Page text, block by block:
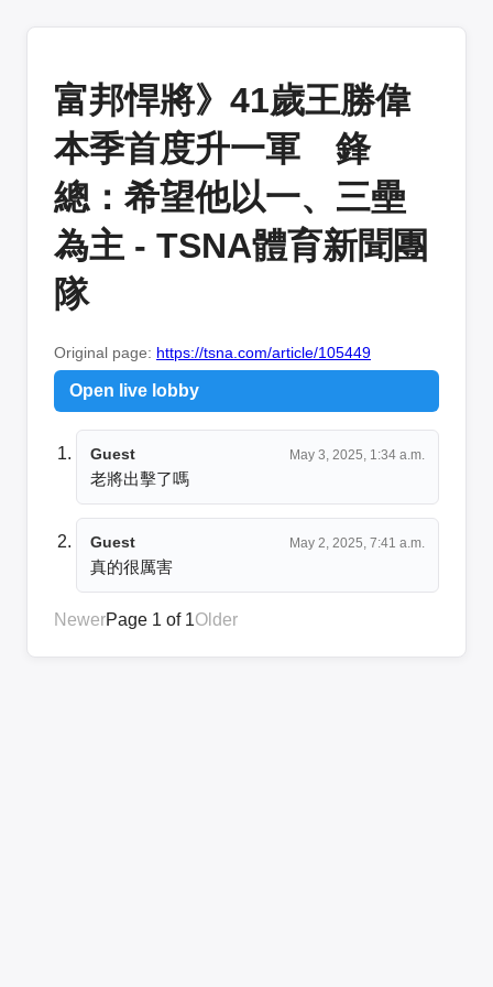
富邦悍將》41歲王勝偉
本季首度升一軍 鋒
總：希望他以一、三壘
為主 - TSNA體育新聞團
隊
Original page: https://tsna.com/article/105449
Open live lobby
Guest May 3, 2025, 1:34 a.m.
老將出擊了嗎
Guest May 2, 2025, 7:41 a.m.
真的很厲害
NewerPage 1 of 1Older